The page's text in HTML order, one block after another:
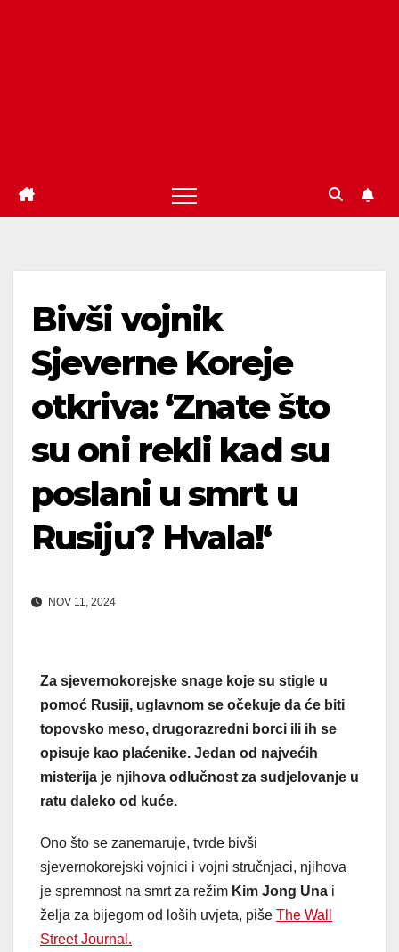
Bivši vojnik
Sjeverne Koreje
otkriva: ‘Znate što
su oni rekli kad su
poslani u smrt u
Rusiju? Hvala!‘
NOV 11, 2024
Za sjevernokorejske snage koje su stigle u
pomoć Rusiji, uglavnom se očekuje da će biti
topovsko meso, drugorazredni borci ili ih se
opisuje kao plaćenike. Jedan od najvećih
misterija je njihova odlučnost za sudjelovanje u
ratu daleko od kuće.
Ono što se zanemaruje, tvrde bivši
sjevernokorejski vojnici i vojni stručnjaci, njihova
je spremnost na smrt za režim Kim Jong Una i
želja za bijegom od loših uvjeta, piše The Wall
Street Journal.